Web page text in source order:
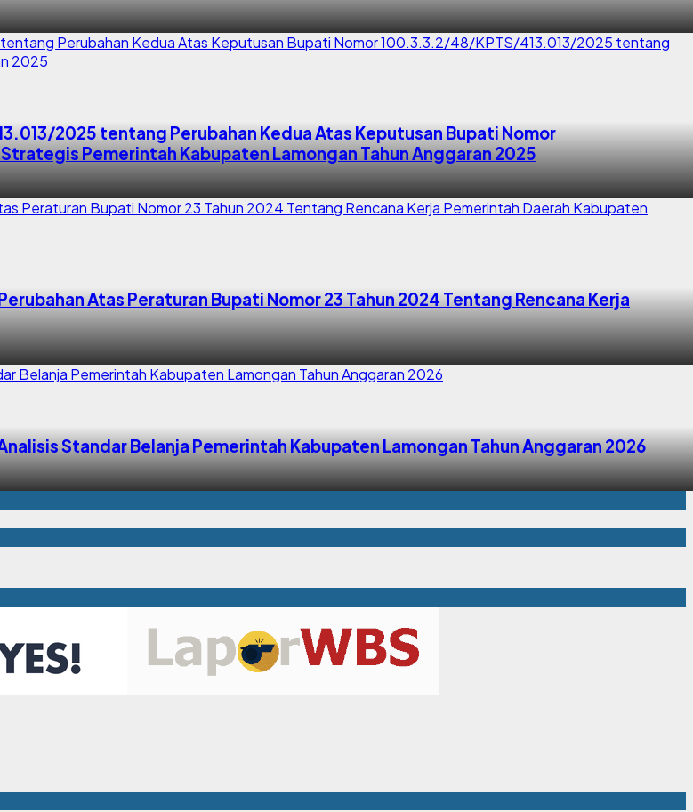
2025 tentang Perubahan Kedua Atas Keputusan Bupati Nomor
Pemerintah Kabupaten Lamongan Tahun Anggaran 2025
Atas Peraturan Bupati Nomor 23 Tahun 2024 Tentang Rencana Kerja
Standar Belanja Pemerintah Kabupaten Lamongan Tahun Anggaran 2026